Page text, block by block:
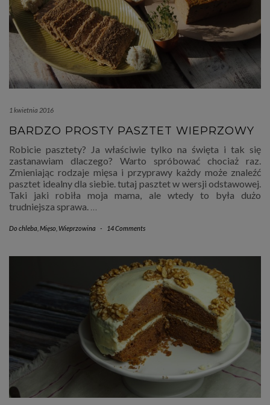
1 kwietnia 2016
BARDZO PROSTY PASZTET WIEPRZOWY
Robicie pasztety? Ja właściwie tylko na święta i tak się
zastanawiam dlaczego? Warto spróbować chociaż raz.
Zmieniając rodzaje mięsa i przyprawy każdy może znaleźć
pasztet idealny dla siebie. tutaj pasztet w wersji odstawowej.
Taki jaki robiła moja mama, ale wtedy to była dużo
trudniejsza sprawa.
Do chleba Mięso Wieprzowina - 14 Comments